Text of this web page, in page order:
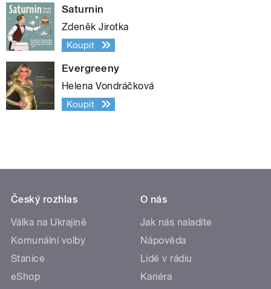
Saturnin
Zdeněk Jirotka
Koupit
Evergreeny
Helena Vondráčková
Koupit
Český rozhlas
Válka na Ukrajině
Komunální volby
Stanice
eShop
O nás
Jak nás naladíte
Nápověda
Lidé v rádiu
Kariéra